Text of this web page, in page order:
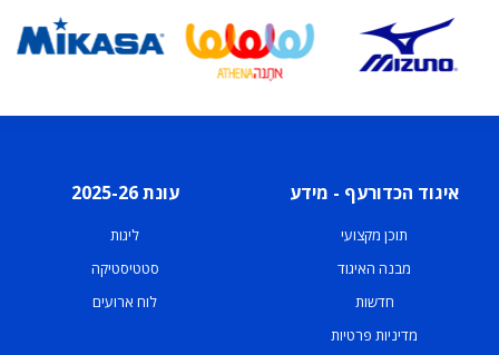
איגוד הכדורעף - מידע
תוכן מקצועי
מבנה האיגוד
חדשות
מדיניות פרטיות
עונת 2025-26
ליגות
סטטיסטיקה
לוח ארועים